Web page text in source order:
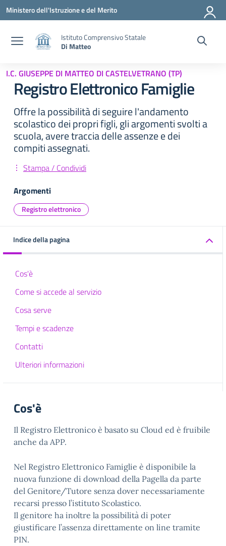
Vai ai contenuti
Vai al menu di navigazione
Vai al footer
Ministero dell'Istruzione e del Merito
Istituto Comprensivo Statale
Di Matteo
I.C. GIUSEPPE DI MATTEO DI CASTELVETRANO (TP)
Registro Elettronico Famiglie
Offre la possibilità di seguire l'andamento
scolastico dei propri figli, gli argomenti svolti a
scuola, avere traccia delle assenze e dei
compiti assegnati.
Stampa / Condividi
Argomenti
Registro elettronico
Indice della pagina
Cos'è
Come si accede al servizio
Cosa serve
Tempi e scadenze
Contatti
Ulteriori informazioni
Cos'è
Il Registro Elettronico è basato su Cloud ed è fruibile
anche da APP.
Nel Registro Elettronico Famiglie è disponibile la
nuova funzione di download della Pagella da parte
del Genitore/Tutore senza dover necessariamente
recarsi presso l’istituto Scolastico.
Il genitore ha inoltre la possibilità di poter
giustificare l’assenza direttamente on line tramite
PIN.